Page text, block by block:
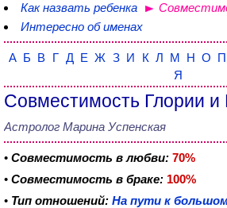
Как назвать ребенка
Интересно об именах
А Б В Г Д Е Ж З И К Л М Н О П
Я
Совместимость Глории
Астролог Марина Успенская
• Совместимость в любви: 70%
• Совместимость в браке: 100%
• Тип отношений: На пути к